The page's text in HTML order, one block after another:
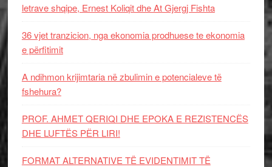
letrave shqipe, Ernest Koliqit dhe At Gjergj Fishta
36 vjet tranzicion, nga ekonomia prodhuese te ekonomia
e përfitimit
A ndihmon krijimtaria në zbulimin e potencialeve të
fshehura?
PROF. AHMET QERIQI DHE EPOKA E REZISTENCЁS
DHE LUFTЁS PЁR LIRI!
FORMAT ALTERNATIVE TË EVIDENTIMIT TË